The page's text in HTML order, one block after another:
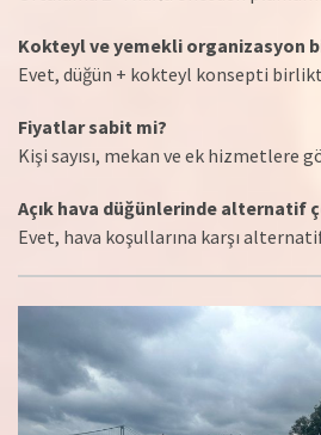
Kokteyl ve yemekli organizasyon
Evet, düğün + kokteyl konsepti
Fiyatlar sabit mi?
Kişi sayısı, mekan ve ek hizmetlere
Açık hava düğünlerinde alternatif
Evet, hava koşullarına karşı